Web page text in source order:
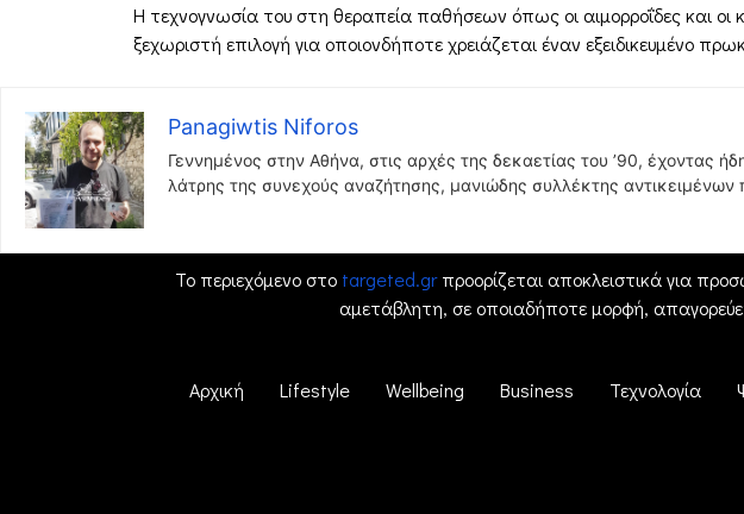
Η τεχνογνωσία του στη θεραπεία παθήσεων όπως οι αιμορροΐδες και οι
ξεχωριστή επιλογή για οποιονδήποτε χρειάζεται έναν εξειδικευμένο
Panagiwtis Niforos
Γεννημένος στην Αθήνα, στις αρχές της δεκαετίας του ’90, έχοντας
λάτρης της συνεχούς αναζήτησης, μανιώδης συλλέκτης αντικειμένων
Το περιεχόμενο στο targeted.grπροορίζεται αποκλειστικά για
αμετάβλητη, σε οποιαδήποτε μορφή,
Αρχική Lifestyle Wellbeing Business Τεχνολογία